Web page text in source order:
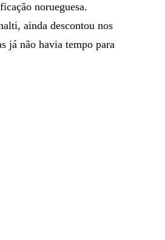
norueguesa.
ainda descontou nos
já não havia tempo para